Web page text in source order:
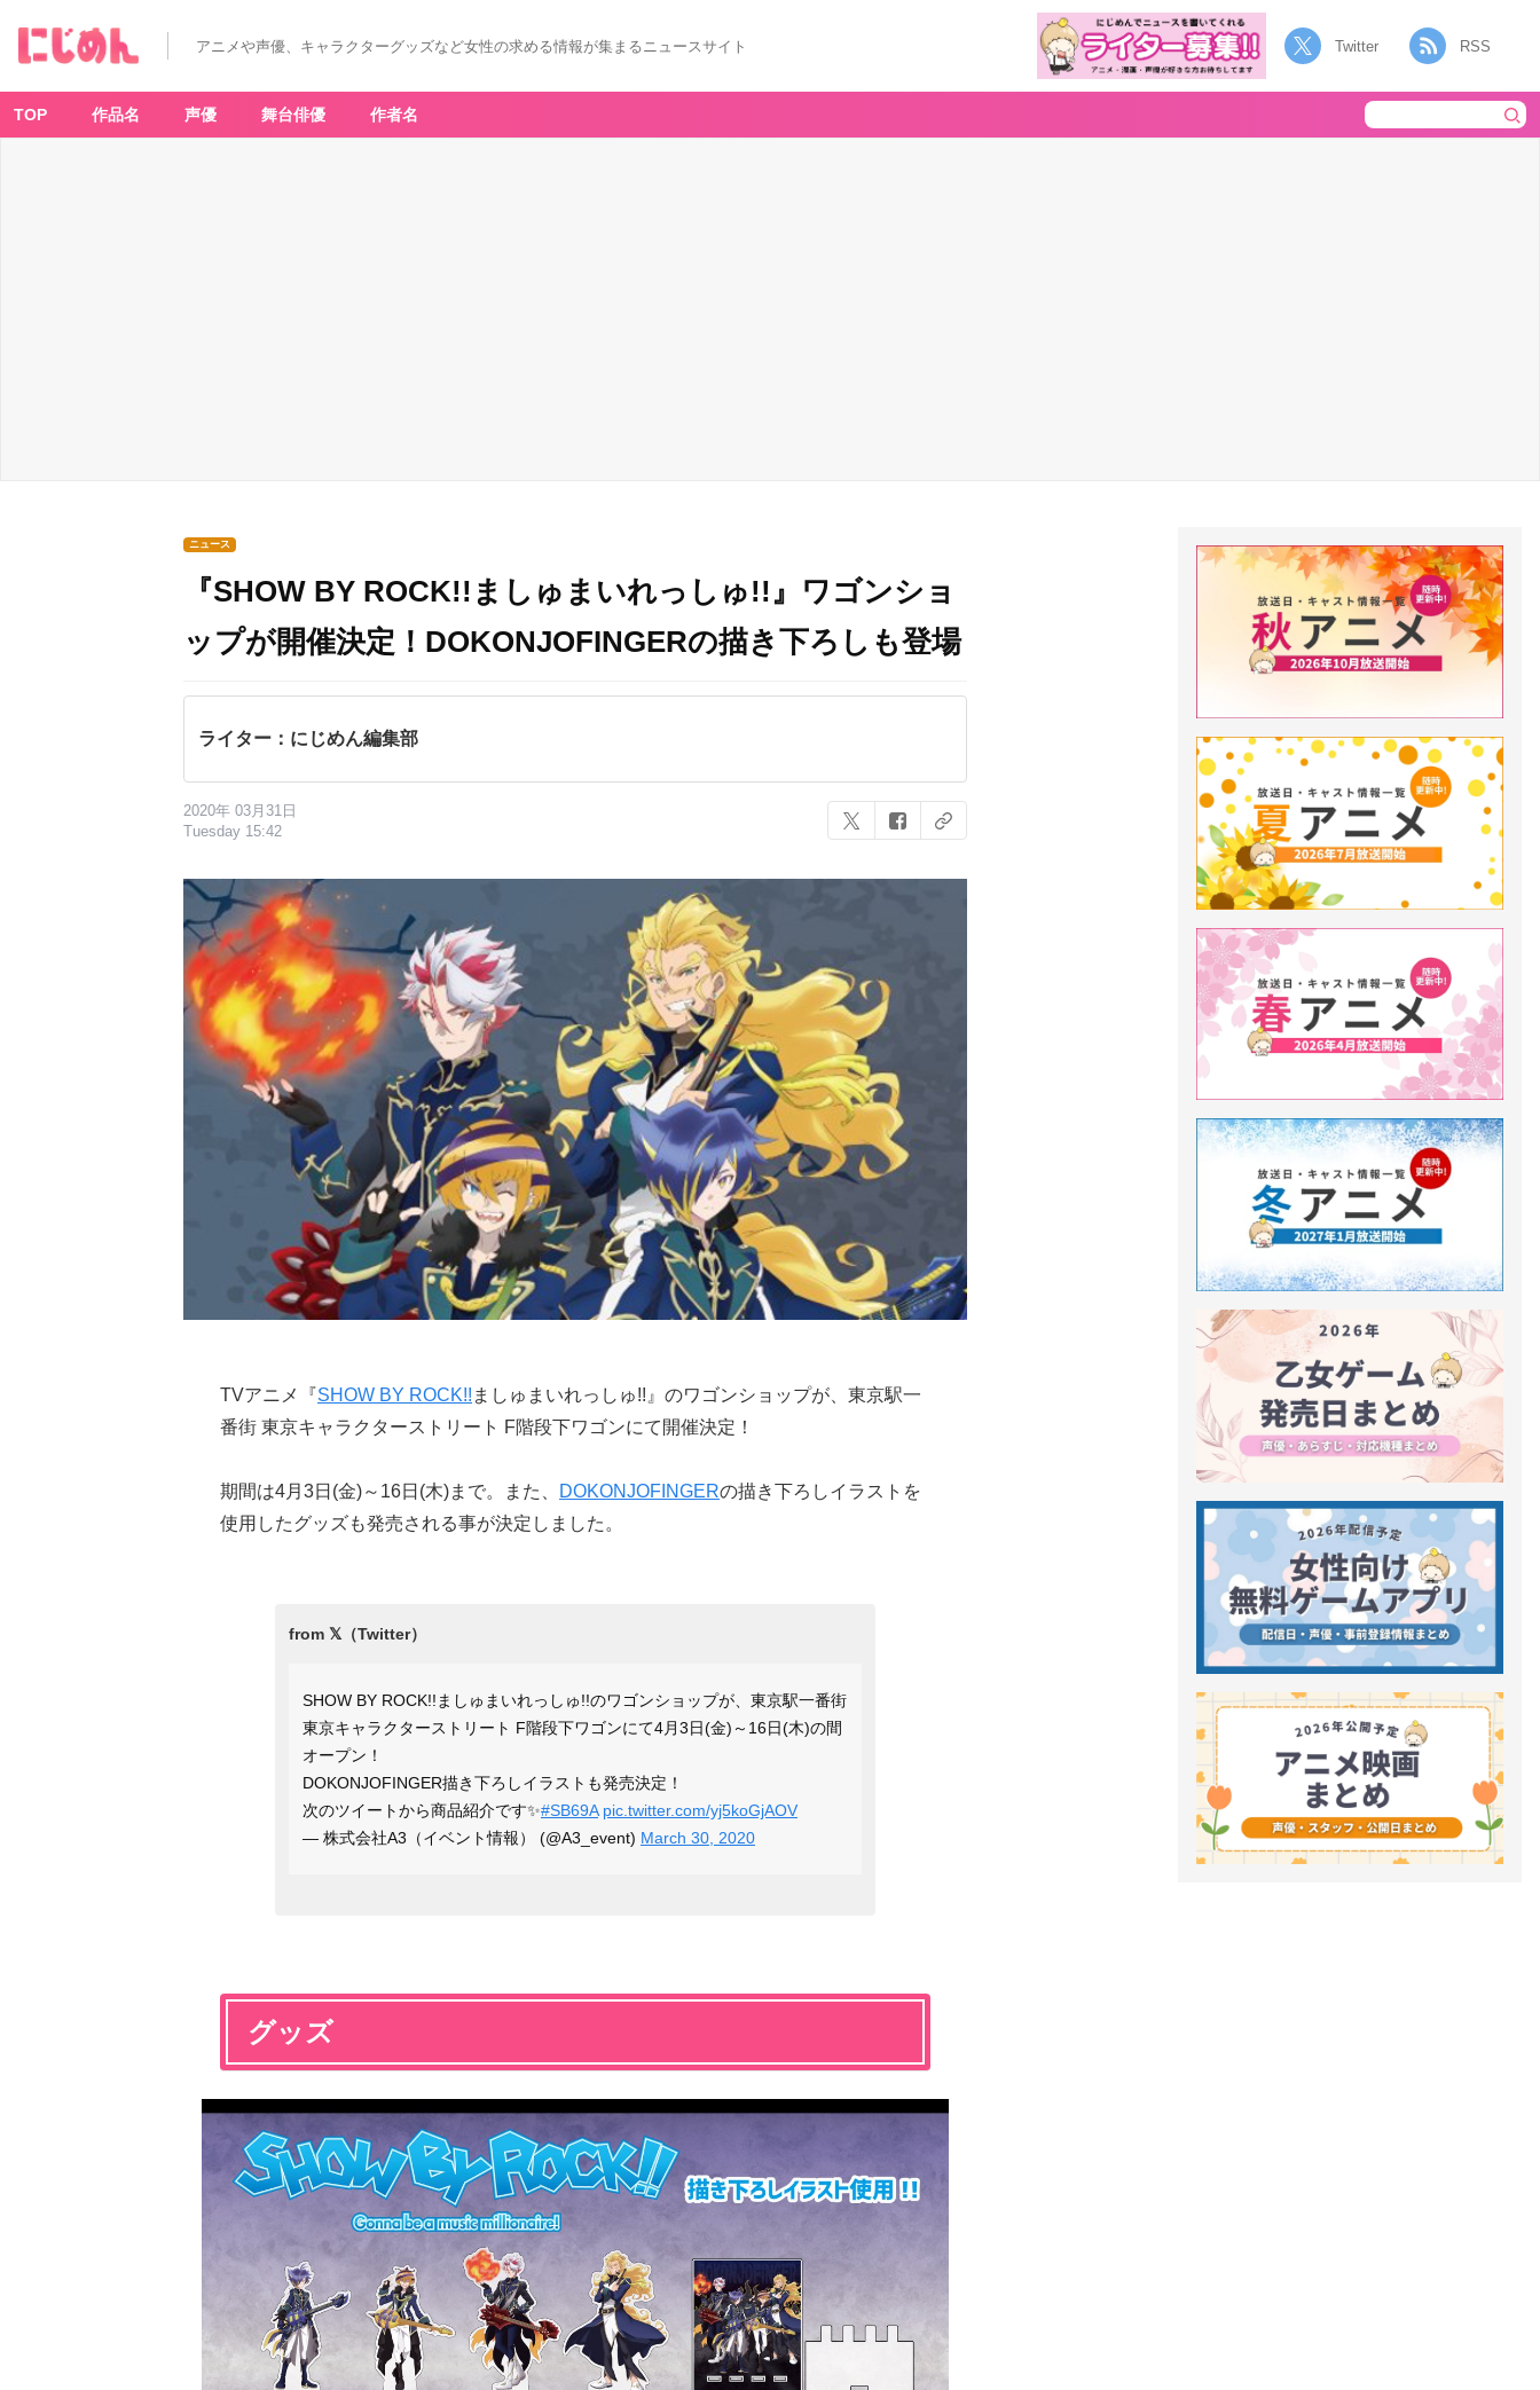
アニメや声優、キャラクターグッズなど女性の求める情報が集まるニュースサイト Twitter RSS
TOP 作品名 声優 舞台俳優 作者名
ニュース
『SHOW BY ROCK!!ましゅまいれっしゅ!!』ワゴンショ
ップが開催決定！DOKONJOFINGERの描き下ろしも登場
ライター：にじめん編集部
2020年 03月31日
Tuesday 15:42
TVアニメ『SHOW BY ROCK!! ましゅまいれっしゅ!!』のワゴンショップが、東京駅一
番街 東京キャラクターストリート F階段下ワゴンにて開催決定！
期間は4月3日(金)～16日(木)まで。また、 DOKONJOFINGERの描き下ろしイラストを
使用したグッズも発売される事が決定しました。
SHOW BY ROCK!!ましゅまいれっしゅ!!のワゴンショップが、東京駅一番街
東京キャラクターストリート F階段下ワゴンにて4月3日(金)～16日(木)の間
オープン！
DOKONJOFINGER描き下ろしイラストも発売決定！
次のツイートから商品紹介です✨#SB69A pic.twitter.com/yj5koGjAOV
— 株式会社A3（イベント情報） (@A3_event) March 30, 2020
グッズ